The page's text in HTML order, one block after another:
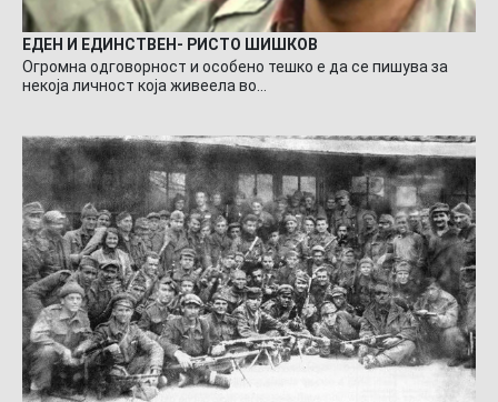
ЕДЕН И ЕДИНСТВЕН- РИСТО ШИШКОВ
Огромна одговорност и особено тешко е да се пишува за
некоја личност која живеела во…